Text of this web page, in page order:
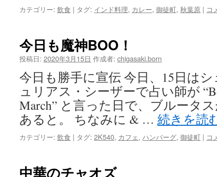
カテゴリー: 飲食 | タグ: インド料理, カレー, 御徒町, 秋葉原 | コ
今日も魔神BOO！
投稿日: 2020年3月15日 作成者: chigasaki.born
今日も勝手に宣伝 今日、15日は
ュリアス・シーザーで占い師が
March” と言った日で、ブルータ
あると。 ちなみに & … 続きを読
カテゴリー: 飲食 | タグ: 2K540, カフェ, ハンバーグ, 御徒町 | コ
中華のチャオズ